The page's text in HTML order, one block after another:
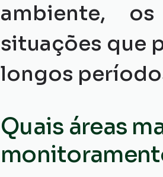
ambiente,
situações que
longos
Quais áreas